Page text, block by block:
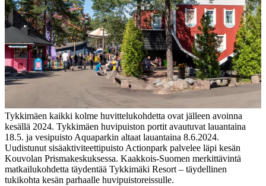
Tykkimäen kaikki kolme huvittelukohdetta ovat jälleen avoinna
kesällä 2024. Tykkimäen huvipuiston portit avautuvat lauantaina
18.5. ja vesipuisto Aquaparkin altaat lauantaina 8.6.2024.
Uudistunut sisäaktiviteettipuisto Actionpark palvelee läpi kesän
Kouvolan Prismakeskuksessa. Kaakkois-Suomen merkittävintä
matkailukohdetta täydentää Tykkimäki Resort – täydellinen
tukikohta kesän parhaalle huvipuistoreissulle.